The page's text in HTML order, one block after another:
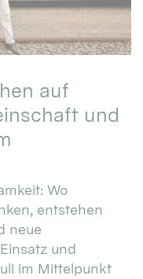
auf
und
Wo
entstehen
neue
und
im Mittelpunkt